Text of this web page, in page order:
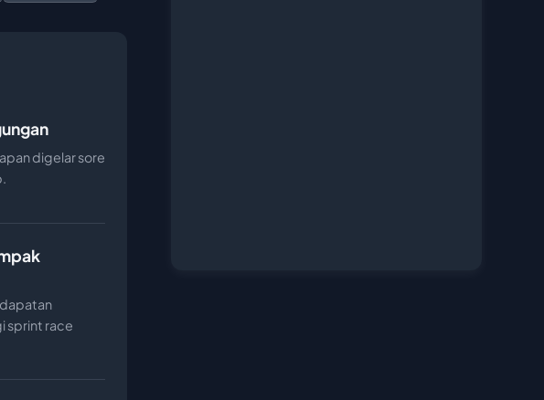
digelar sore
sprint race